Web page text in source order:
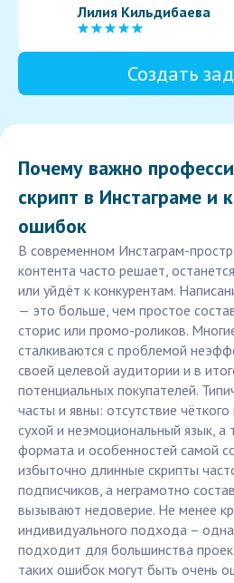
Лилия Кильдибаева
Создать
Почему важно
скрипт в Инстаграме и
ошибок
В современном Инстаграм-
контента часто решает,
или уйдёт к конкурентам.
— это больше, чем простое
сторис или промо-роликов.
сталкиваются с проблемой
своей целевой аудитории и в
потенциальных покупателей.
часты и явны: отсутствие
сухой и неэмоциональный язык, а
формата и особенностей самой
избыточно длинные скрипты
подписчиков, а неграмотно
вызывают недоверие. Не менее
индивидуального подхода –
подходит для большинства
таких ошибок могут быть очень